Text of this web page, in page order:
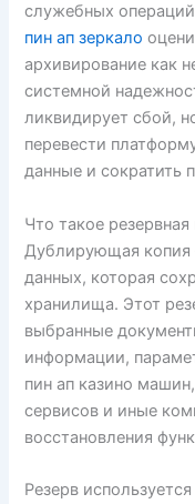
служебных
пин ап зеркало
архивирование как
системной
ликвидирует сбой,
перевести
данные и сократить
Что такое резервная
Дублирующая копия
данных, которая
хранилища. Этот
выбранные
информации,
пин ап казино
сервисов и иные
восстановления
Резерв